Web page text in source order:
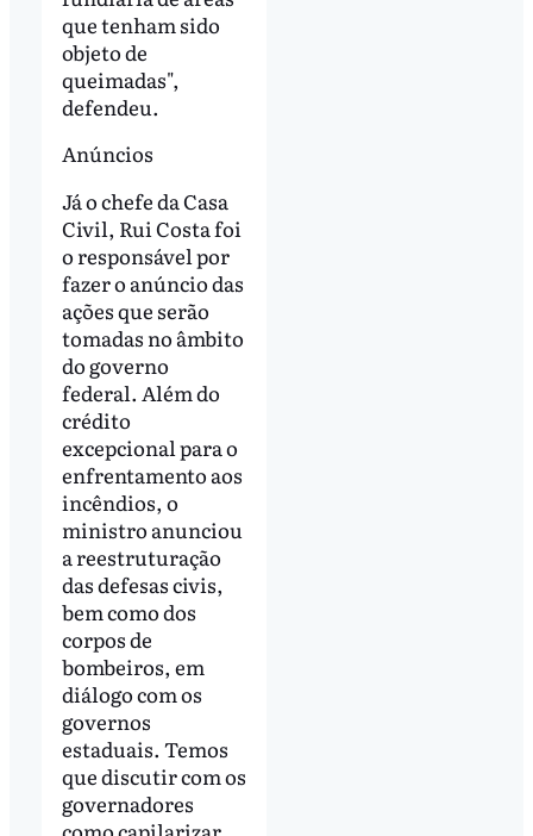
que tenham sido
objeto de
queimadas",
defendeu.
Anúncios
Já o chefe da Casa
Civil, Rui Costa foi
o responsável por
fazer o anúncio das
ações que serão
tomadas no âmbito
do governo
federal. Além do
crédito
excepcional para o
enfrentamento aos
incêndios, o
ministro anunciou
a reestruturação
das defesas civis,
bem como dos
corpos de
bombeiros, em
diálogo com os
governos
estaduais. Temos
que discutir com os
governadores